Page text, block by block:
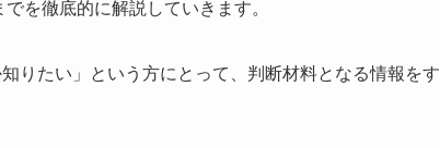
を徹底的に解説していきます。
りたい」という方にとって、判断材料となる情報をす